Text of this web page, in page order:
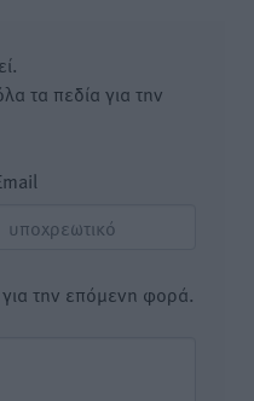
τα πεδία για την
την επόμενη φορά.